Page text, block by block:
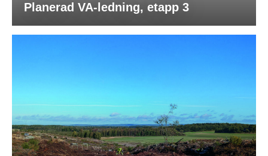
Planerad VA-ledning, etapp 3